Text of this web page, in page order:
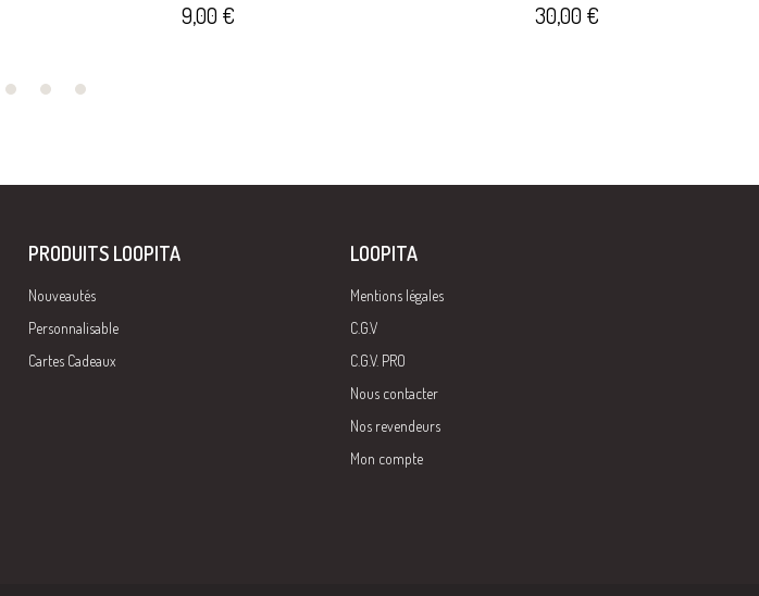
9,00 € 30,00 €
PRODUITS LOOPITA
Nouveautés
Personnalisable
Cartes Cadeaux
LOOPITA
Mentions légales
C.G.V
C.G.V. PRO
Nous contacter
Nos revendeurs
Mon compte